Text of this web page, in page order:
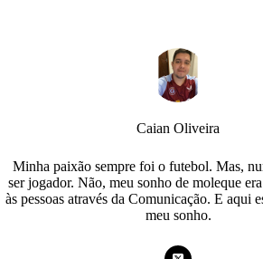
Caian Oliveira
Minha paixão sempre foi o futebol. Mas,
ser jogador. Não, meu sonho de moleque
às pessoas através da Comunicação. E aqui
meu sonho.